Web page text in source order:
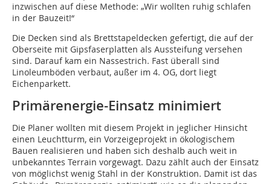
inzwischen auf diese Methode: „Wir wollten ruhig schlafen
in der Bauzeit!“
Die Decken sind als Brettstapeldecken gefertigt, die auf der
Oberseite mit Gipsfaserplatten als Aussteifung versehen
sind. Darauf kam ein Nassestrich. Fast überall sind
Linoleumböden verbaut, außer im 4. OG, dort liegt
Eichenparkett.
Primärenergie-Einsatz minimiert
Die Planer wollten mit diesem Projekt in jeglicher Hinsicht
einen Leuchtturm, ein Vorzeigeprojekt in ökologischem
Bauen realisieren und haben sich deshalb auch weit in
unbekanntes Terrain vorgewagt. Dazu zählt auch der Einsatz
von möglichst wenig Stahl in der Konstruktion. Damit ist das